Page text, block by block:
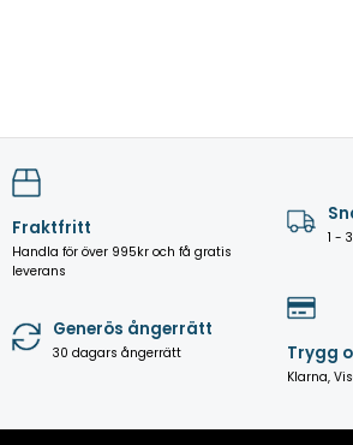
Fraktfritt
Handla för över 995kr och få gratis
leverans
1 -
Generös ångerrätt
30 dagars ångerrätt Trygg
Klarna,